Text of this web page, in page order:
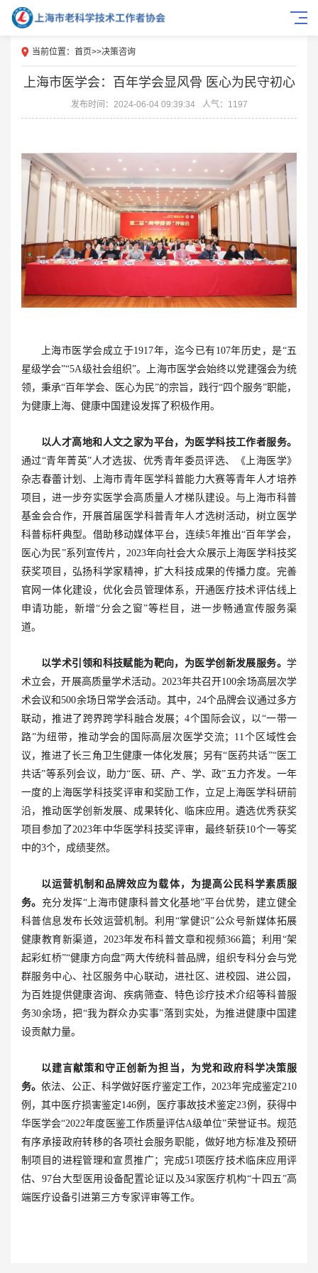
当前位置： 首页>>决策咨询
上海市医学会：百年学会显风骨 医心为民守初心
发布时间：2024-06-04 09:39:34 人气：1197
上海市医学会成立于1917年，迄今已有107年历史，是“五
星级学会”“5A级社会组织”。上海市医学会始终以党建强会为统
领，秉承“百年学会、医心为民”的宗旨，践行“四个服务”职能，
为健康上海、健康中国建设发挥了积极作用。
以人才高地和人文之家为平台，为医学科技工作者服务。
通过“青年菁英”人才选拔、优秀青年委员评选、《上海医学》
杂志春蕾计划、上海市青年医学科普能力大赛等青年人才培养
项目，进一步夯实医学会高质量人才梯队建设。与上海市科普
基金会合作，开展首届医学科普青年人才选树活动，树立医学
科普标杆典型。借助移动媒体平台，连续5年推出“百年学会，
医心为民”系列宣传片，2023年向社会大众展示上海医学科技奖
获奖项目，弘扬科学家精神，扩大科技成果的传播力度。完善
官网一体化建设，优化会员管理体系，开通医疗技术评估线上
申请功能，新增“分会之窗”等栏目，进一步畅通宣传服务渠
道。
以学术引领和科技赋能为靶向，为医学创新发展服务。 学
术立会，开展高质量学术活动。2023年共召开100余场高层次学
术会议和500余场日常学会活动。其中，24个品牌会议通过多方
联动，推进了跨界跨学科融合发展；4个国际会议，以“一带一
路”为纽带，推动学会的国际高层次医学交流；11个区域性会
议，推进了长三角卫生健康一体化发展；另有“医药共话”“医工
共话”等系列会议，助力“医、研、产、学、政”五力齐发。一年
一度的上海医学科技奖评审和奖励工作，立足上海医学科研前
沿，推动医学创新发展、成果转化、临床应用。遴选优秀获奖
项目参加了2023年中华医学科技奖评审，最终斩获10个一等奖
中的3个，成绩斐然。
以运营机制和品牌效应为载体，为提高公民科学素质服
务。 充分发挥“上海市健康科普文化基地”平台优势，建立健全
科普信息发布长效运营机制。利用“掌健识”公众号新媒体拓展
健康教育新渠道，2023年发布科普文章和视频366篇；利用“架
起彩虹桥”“健康方向盘”两大传统科普品牌，组织专科分会与党
群服务中心、社区服务中心联动，进社区、进校园、进公园，
为百姓提供健康咨询、疾病筛查、特色诊疗技术介绍等科普服
务30余场，把“我为群众办实事”落到实处，为推进健康中国建
设贡献力量。
以建言献策和守正创新为担当，为党和政府科学决策服
务。依法、公正、科学做好医疗鉴定工作，2023年完成鉴定210
例，其中医疗损害鉴定146例，医疗事故技术鉴定23例，获得中
华医学会“2022年度医鉴工作质量评估A级单位”荣誉证书。规范
有序承接政府转移的各项社会服务职能，做好地方标准及预研
制项目的进程管理和宣贯推广；完成51项医疗技术临床应用评
估、97台大型医用设备配置论证以及34家医疗机构“十四五”高
端医疗设备引进第三方专家评审等工作。